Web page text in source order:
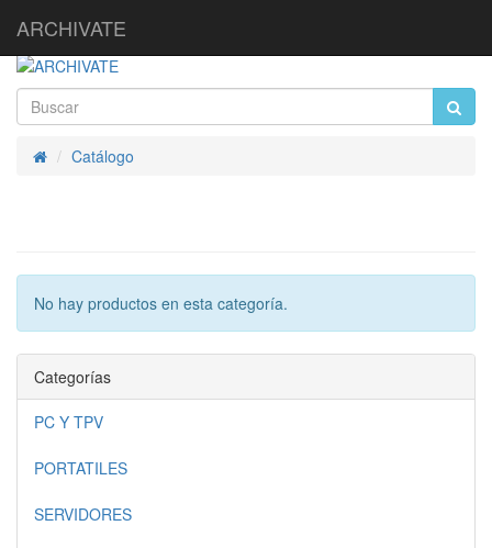
ARCHIVATE
InicioCatálogo
No hay productos en esta categoría.
Categorías
PC Y TPV
PORTATILES
SERVIDORES